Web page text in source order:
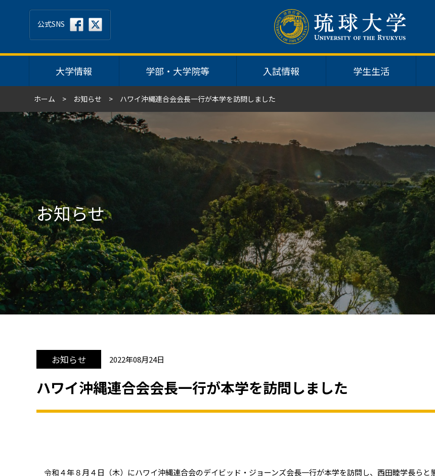
大学情報 学部・大学院等 入試情報 学生生活
公式SNS
ホーム お知らせ ハワイ沖縄連合会会長一行が本学を訪問しました
お知らせ
お知らせ 2022年08月24日
ハワイ沖縄連合会会長一行が本学を訪問しました
令和４年８月４日（木）にハワイ沖縄連合会のデイビッド・ジョーンズ会長一行が本学を訪問し、西田睦学長らと